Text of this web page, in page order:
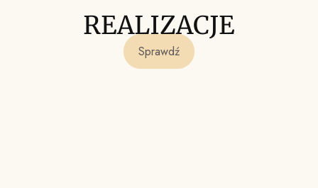
REALIZACJE
Sprawdź